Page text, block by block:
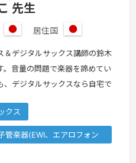
先生
本
居住国
本
＆デジタルサックス講師の鈴木
。音量の問題で楽器を諦めてい
、デジタルサックスなら自宅で
始める方に分かりやすく丁寧
者の方には更にレベルアップ出
お一人お一人に合ったレッスン
クス
管楽器(EWI、エアロフォン